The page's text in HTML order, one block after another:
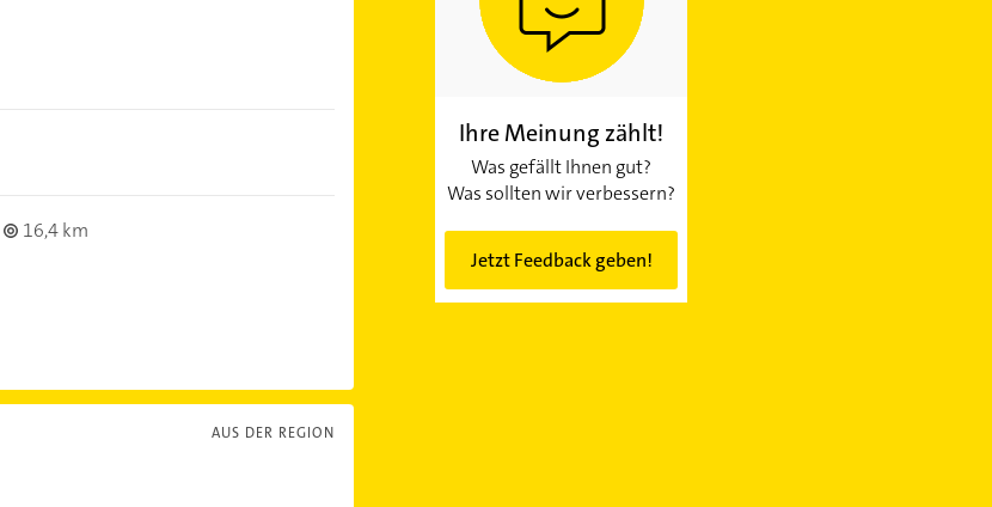
16,4 km
AUS DER REGION
Ihre Meinung zählt!
Was gefällt Ihnen gut?
Was sollten wir verbessern?
Jetzt Feedback geben!